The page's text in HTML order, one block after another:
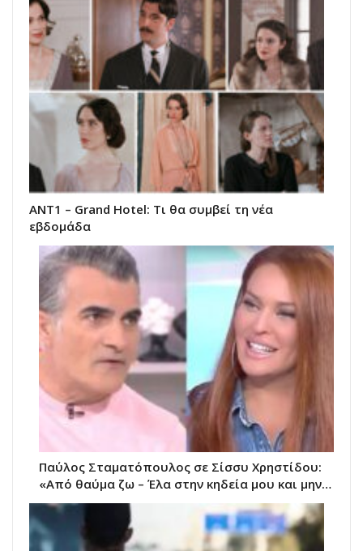
ΑΝΤ1 – Grand Hotel: Τι θα συμβεί τη νέα
εβδομάδα
Παύλος Σταματόπουλος σε Σίσσυ Χρηστίδου:
«Από θαύμα ζω – Έλα στην κηδεία μου και μην…